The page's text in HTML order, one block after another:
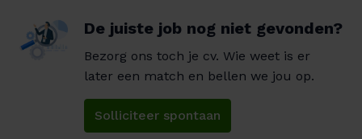
De juiste job nog niet gevonden?
Bezorg ons toch je cv. Wie weet is er
later een match en bellen we jou op.
Solliciteer spontaan